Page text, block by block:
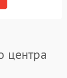
центра